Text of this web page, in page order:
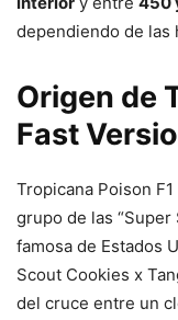
dependiendo de las
Origen de
Fast
Tropicana Poison
grupo de las “Super
famosa de Estados
Scout Cookies x
del cruce entre un